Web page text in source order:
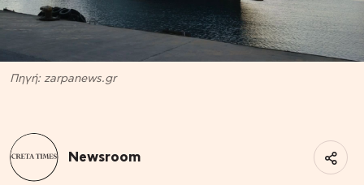
Πηγή: zarpanews.gr
Newsroom